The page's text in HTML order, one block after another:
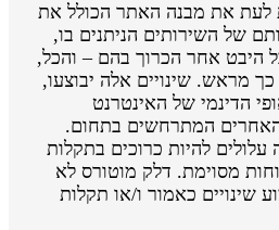
את מבנה האתר הכולל את
של השירותים הניתנים בו,
אחר הכרוך בהם – והכל,
מראש. שינויים אלה יבוצעו,
הדינמי של האינטרנט
המתרחשים בתחום.
להיות כרוכים בתקלות
מסוימת. דלק מוטורס לא
שינויים כאמור ו/או תקלות